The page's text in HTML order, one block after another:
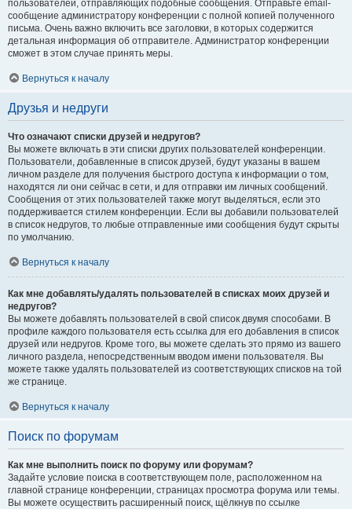
пользователей, отправляющих подобные сообщения. Отправьте email-
сообщение администратору конференции с полной копией полученного
письма. Очень важно включить все заголовки, в которых содержится
детальная информация об отправителе. Администратор конференции
сможет в этом случае принять меры.
Вернуться к началу
Друзья и недруги
Что означают списки друзей и недругов?
Вы можете включать в эти списки других пользователей конференции.
Пользователи, добавленные в список друзей, будут указаны в вашем
личном разделе для получения быстрого доступа к информации о том,
находятся ли они сейчас в сети, и для отправки им личных сообщений.
Сообщения от этих пользователей также могут выделяться, если это
поддерживается стилем конференции. Если вы добавили пользователей
в список недругов, то любые отправленные ими сообщения будут скрыты
по умолчанию.
Вернуться к началу
Как мне добавлять/удалять пользователей в списках моих друзей и
недругов?
Вы можете добавлять пользователей в свой список двумя способами. В
профиле каждого пользователя есть ссылка для его добавления в список
друзей или недругов. Кроме того, вы можете сделать это прямо из вашего
личного раздела, непосредственным вводом имени пользователя. Вы
можете также удалять пользователей из соответствующих списков на той
же странице.
Вернуться к началу
Поиск по форумам
Как мне выполнить поиск по форуму или форумам?
Задайте условие поиска в соответствующем поле, расположенном на
главной странице конференции, страницах просмотра форума или темы.
Вы можете осуществить расширенный поиск, щёлкнув по ссылке